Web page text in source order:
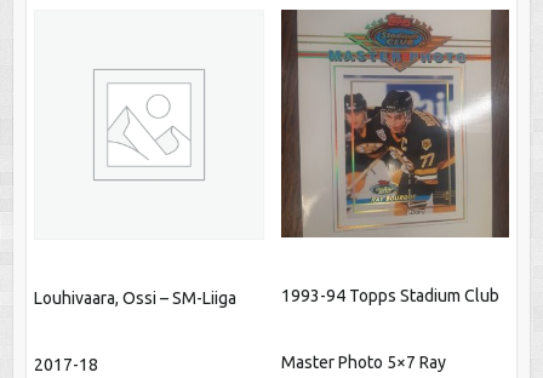
Louhivaara, Ossi – SM-Liiga
2017-18
1993-94 Topps Stadium Club
Master Photo 5×7 Ray